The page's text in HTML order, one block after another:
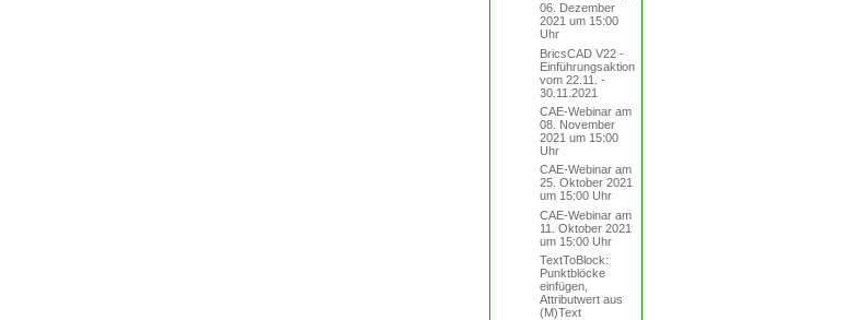
06. Dezember
2021 um 15:00
Uhr
BricsCAD V22 -
Einführungsaktion
vom 22.11. -
30.11.2021
CAE-Webinar am
08. November
2021 um 15:00
Uhr
CAE-Webinar am
25. Oktober 2021
um 15:00 Uhr
CAE-Webinar am
11. Oktober 2021
um 15:00 Uhr
TextToBlock:
Punktblöcke
einfügen,
Attributwert aus
(M)Text